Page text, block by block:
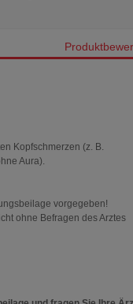
Kopfschmerzen (z. B.
Aura).
vorgegeben!
ohne Befragen des Arztes